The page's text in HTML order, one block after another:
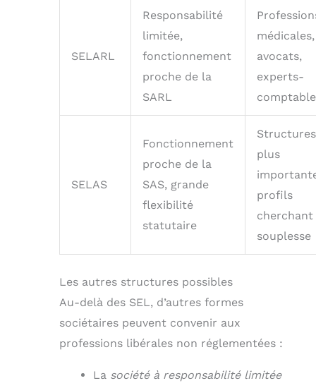
SELARL
Responsabilité
limitée,
fonctionnement
proche de la
SARL
médicales,
avocats,
experts-
SELAS
Fonctionnement
proche de la
SAS, grande
flexibilité
statutaire
Structures
plus
profils
cherchant
souplesse
Les autres structures possibles
Au-delà des SEL, d’autres formes
sociétaires peuvent convenir aux
professions libérales non réglementées :
La société à responsabilité limitée